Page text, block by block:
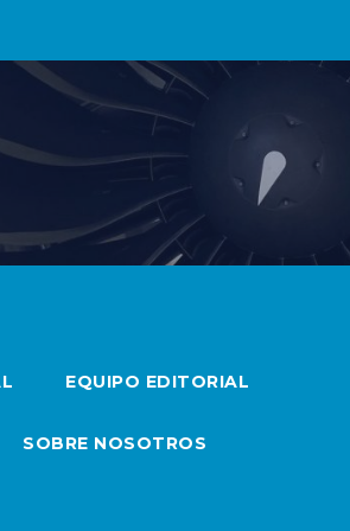
EQUIPO EDITORIAL
SOBRE NOSOTROS